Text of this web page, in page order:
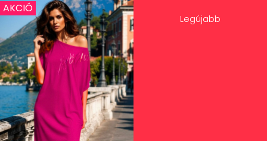
Legújabb
AKCIÓ